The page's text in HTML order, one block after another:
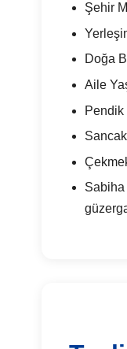
Şehir
Doğa
Aile
Pendik
Sabiha